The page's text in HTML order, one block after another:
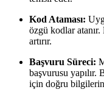
Kod Ataması:
özgü kodlar
artırır.
Başvuru Süreci:
başvurusu yapılır.
için doğru